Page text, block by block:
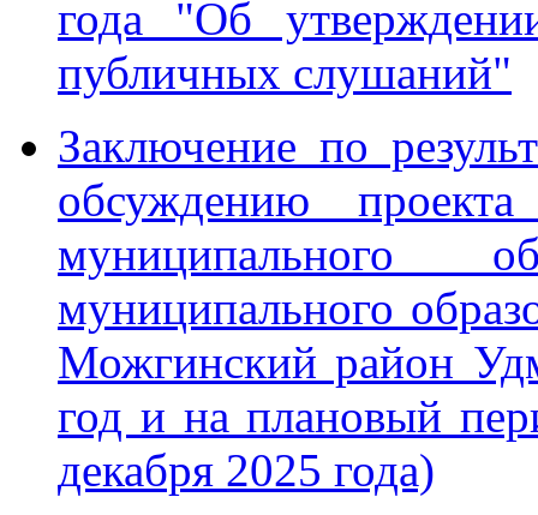
года "Об
публичных слушаний"
Заключение по
обсуждению
муниципального
муниципального
Можгинский район
год и на плановый
декабря 2025 года)